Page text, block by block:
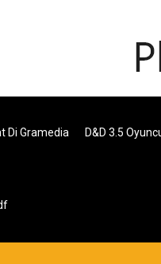
Di Gramedia D&d 3.5